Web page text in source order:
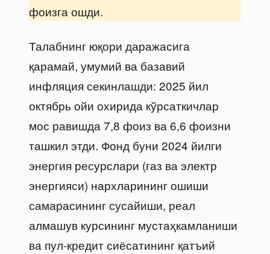
фоизга ошди.
Талабнинг юқори даражасига
қарамай, умумий ва базавий
инфляция секинлашди: 2025 йил
октябрь ойи охирида кўрсаткичлар
мос равишда 7,8 фоиз ва 6,6 фоизни
ташкил этди. Фонд буни 2024 йилги
энергия ресурслари (газ ва электр
энергияси) нархларининг ошиши
самарасининг сусайиши, реал
алмашув курсининг мустаҳкамланиши
ва пул-кредит сиёсатининг қатъий